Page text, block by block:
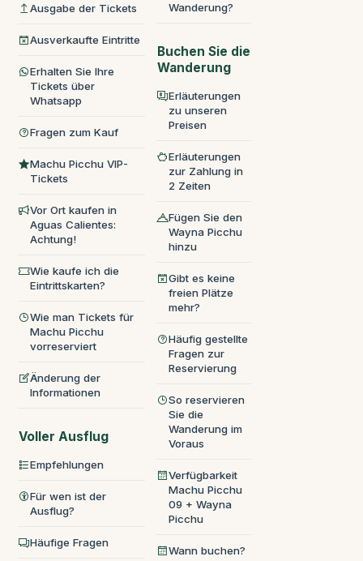
Ausgabe der Tickets
Ausverkaufte Eintritte
Erhalten Sie Ihre
Tickets über
Whatsapp
Fragen zum Kauf
Machu Picchu VIP-
Tickets
Vor Ort kaufen in
Aguas Calientes:
Achtung!
Wie kaufe ich die
Eintrittskarten?
Wie man Tickets für
Machu Picchu
vorreserviert
Änderung der
Informationen
Voller Ausflug
Empfehlungen
Für wen ist der
Ausflug?
Häufige Fragen
Wanderung?
Buchen Sie die
Wanderung
Erläuterungen
zu unseren
Preisen
Erläuterungen
zur Zahlung in
2 Zeiten
Fügen Sie den
Wayna Picchu
hinzu
Gibt es keine
freien Plätze
mehr?
Häufig gestellte
Fragen zur
Reservierung
So reservieren
Sie die
Wanderung im
Voraus
Verfügbarkeit
Machu Picchu
09 + Wayna
Picchu
Wann buchen?